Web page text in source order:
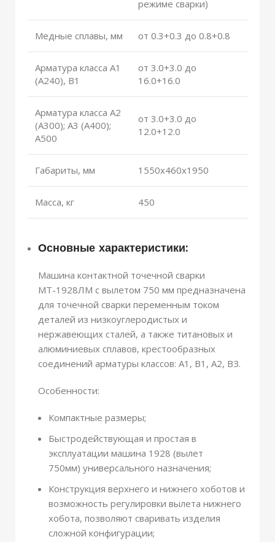
режиме сварки)
Медные сплавы, мм от 0.3+0.3 до 0.8+0.8
Арматура класса А1
(А240), В1
от 3.0+3.0 до
16.0+16.0
Арматура класса А2
(А300); А3 (А400);
А500
от 3.0+3.0 до
12.0+12.0
Габариты, мм 1550x460x1950
Масса, кг 450
Основные характеристики:
Машина контактной точечной сварки
МТ-1928ЛМ с вылетом 750 мм предназначена
для точечной сварки переменным током
деталей из низкоуглеродистых и
нержавеющих сталей, а также титановых и
алюминиевых сплавов, крестообразных
соединений арматуры классов: А1, В1, А2, ВЗ.
Особенности:
Компактные размеры;
Быстродействующая и простая в
эксплуатации машина 1928 (вылет
750мм) универсального назначения;
Конструкция верхнего и нижнего хоботов и
возможность регулировки вылета нижнего
хобота, позволяют сваривать изделия
сложной конфигурации;